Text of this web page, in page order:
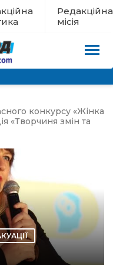
Редакційна
місія
конкурсу «Жінка
«Творчиня змін та